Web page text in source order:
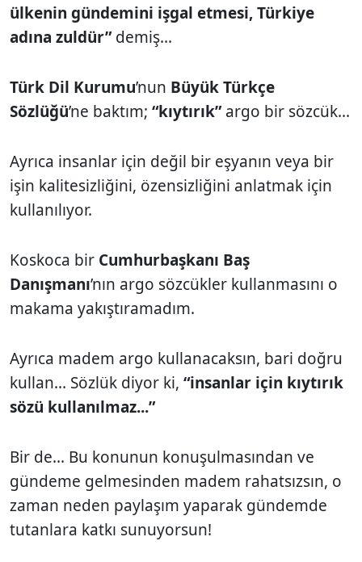
ülkenin gündemini işgal etmesi, Türkiye
adına zuldür”demiş...
Türk Dil Kurumu’nun Büyük Türkçe
Sözlüğü’ne baktım; “kıytırık”argo bir sözcük...
Ayrıca insanlar için değil bir eşyanın veya bir
işin kalitesizliğini, özensizliğini anlatmak için
kullanılıyor.
Koskoca bir Cumhurbaşkanı Baş
Danışmanı’nın argo sözcükler kullanmasını o
makama yakıştıramadım.
Ayrıca madem argo kullanacaksın, bari doğru
kullan... Sözlük diyor ki, “insanlar için kıytırık
sözü kullanılmaz...”
Bir de... Bu konunun konuşulmasından ve
gündeme gelmesinden madem rahatsızsın, o
zaman neden paylaşım yaparak gündemde
tutanlara katkı sunuyorsun!